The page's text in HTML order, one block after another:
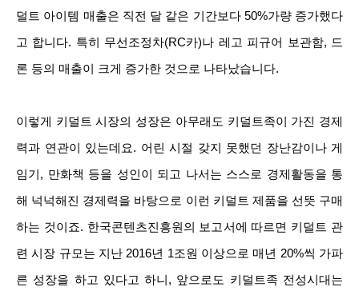
덜트 아이템 매출은 직전 달 같은 기간보다 50%가량 증가했다
고 합니다. 특히 무선조정차(RC카)나 레고 피규어 보관함, 드
론 등의 매출이 크게 증가한 것으로 나타났습니다.
이렇게 키덜트 시장의 성장은 아무래도 키덜트족이 가진 경제
력과 연관이 있는데요. 어린 시절 갖지 못했던 장난감이나 게
임기, 만화책 등을 성인이 되고 나서는 스스로 경제활동을 통
해 넉넉해진 경제력을 바탕으로 이런 키덜트 제품을 선뜻 구매
하는 것이죠. 한국콘텐츠진흥원의 보고서에 따르면 키덜트 관
련 시장 규모는 지난 2016년 1조원 이상으로 매년 20%씩 가파
른 성장을 하고 있다고 하니, 앞으로도 키덜트족 전성시대는